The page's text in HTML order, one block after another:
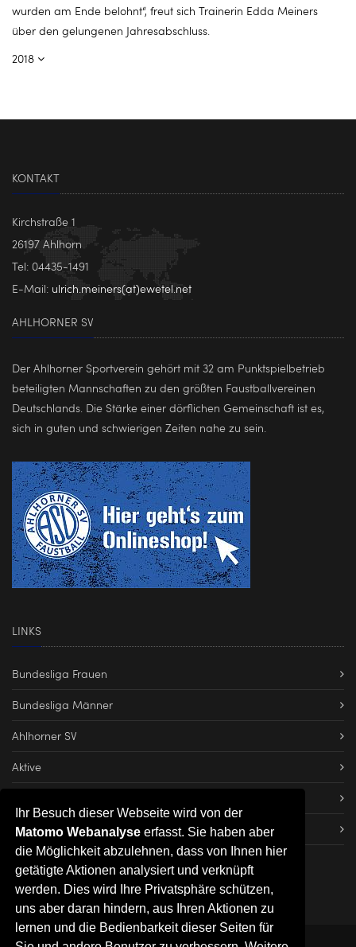
Ihr Besuch dieser Webseite wird von der
Matomo Webanalyse erfasst. Sie haben aber
die Möglichkeit abzulehnen, dass von Ihnen hier
getätigte Aktionen analysiert und verknüpft
werden. Dies wird Ihre Privatsphäre schützen,
uns aber daran hindern, aus Ihren Aktionen zu
lernen und die Bedienbarkeit dieser Seiten für
wurden am Ende belohnt“, freut sich Trainerin Edda Meiners
über den gelungenen Jahresabschluss.
2018
KONTAKT
Kirchstraße 1
26197 Ahlhorn
Tel: 04435-1491
E-Mail: ulrich.meiners(at)ewetel.net
AHLHORNER SV
Der Ahlhorner Sportverein gehört mit 32 am Punktspielbetrieb
beteiligten Mannschaften zu den größten Faustballvereinen
Deutschlands. Die Stärke einer dörflichen Gemeinschaft ist es,
sich in guten und schwierigen Zeiten nahe zu sein.
LINKS
Bundesliga Frauen
Bundesliga Männer
Ahlhorner SV
Aktive
Impressum